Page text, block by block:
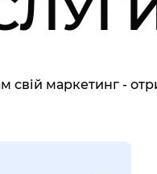
свій маркетинг -